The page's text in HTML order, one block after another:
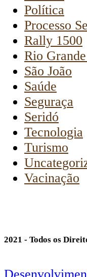
Política
Processo
Rally 1500
Rio
São João
Saúde
Seguraça
Seridó
Tecnologia
Turismo
Vacinação
2021 - Todos os